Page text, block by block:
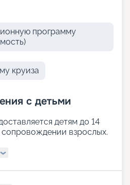
программу
круиза
с детьми
детям до 14
сопровождении взрослых.